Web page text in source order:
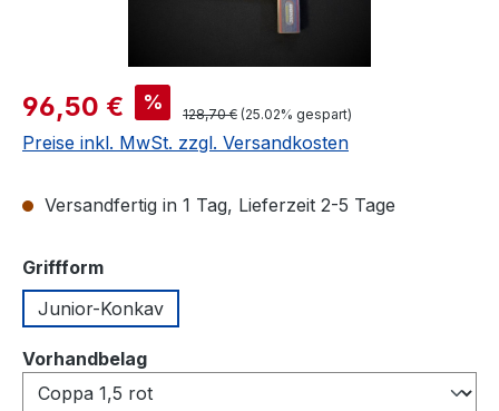
Verkaufspreis:
96,50 € % Regulärer Preis:
128,70 € (25.02% gespart)
Preise inkl. MwSt. zzgl. Versandkosten
Versandfertig in 1 Tag, Lieferzeit 2-5 Tage
Griffformauswählen
Junior-Konkav
Vorhandbelagauswählen